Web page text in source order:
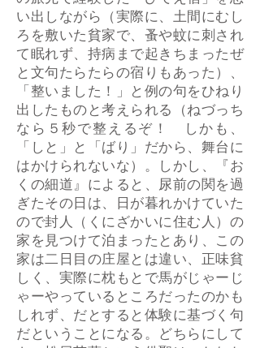
い出しながら（実際に、土間にむし
ろを敷いた貧家で、蚤や蚊に刺され
て眠れず、持病まで起きちまったぜ
と文句たらたらの宿りもあった）、
「整いました！」と例の句をひねり
出したものと考えられる（ねづっち
なら５秒で整えるぞ！ しかも、
「しと」と「ばり」だから、舞台に
はかけられないな）。しかし、『お
くの細道』によると、尿前の関を過
ぎたその日は、日が暮れかけていた
ので封人（くにざかいに住む人）の
家を見つけて泊まったとあり、この
家は二日目の庄屋とは違い、正味貧
しく、実際に枕もとで馬がじゃーじ
ゃーやっているところだったのかも
しれず、だとすると体験に基づく句
だということになる。どちらにして